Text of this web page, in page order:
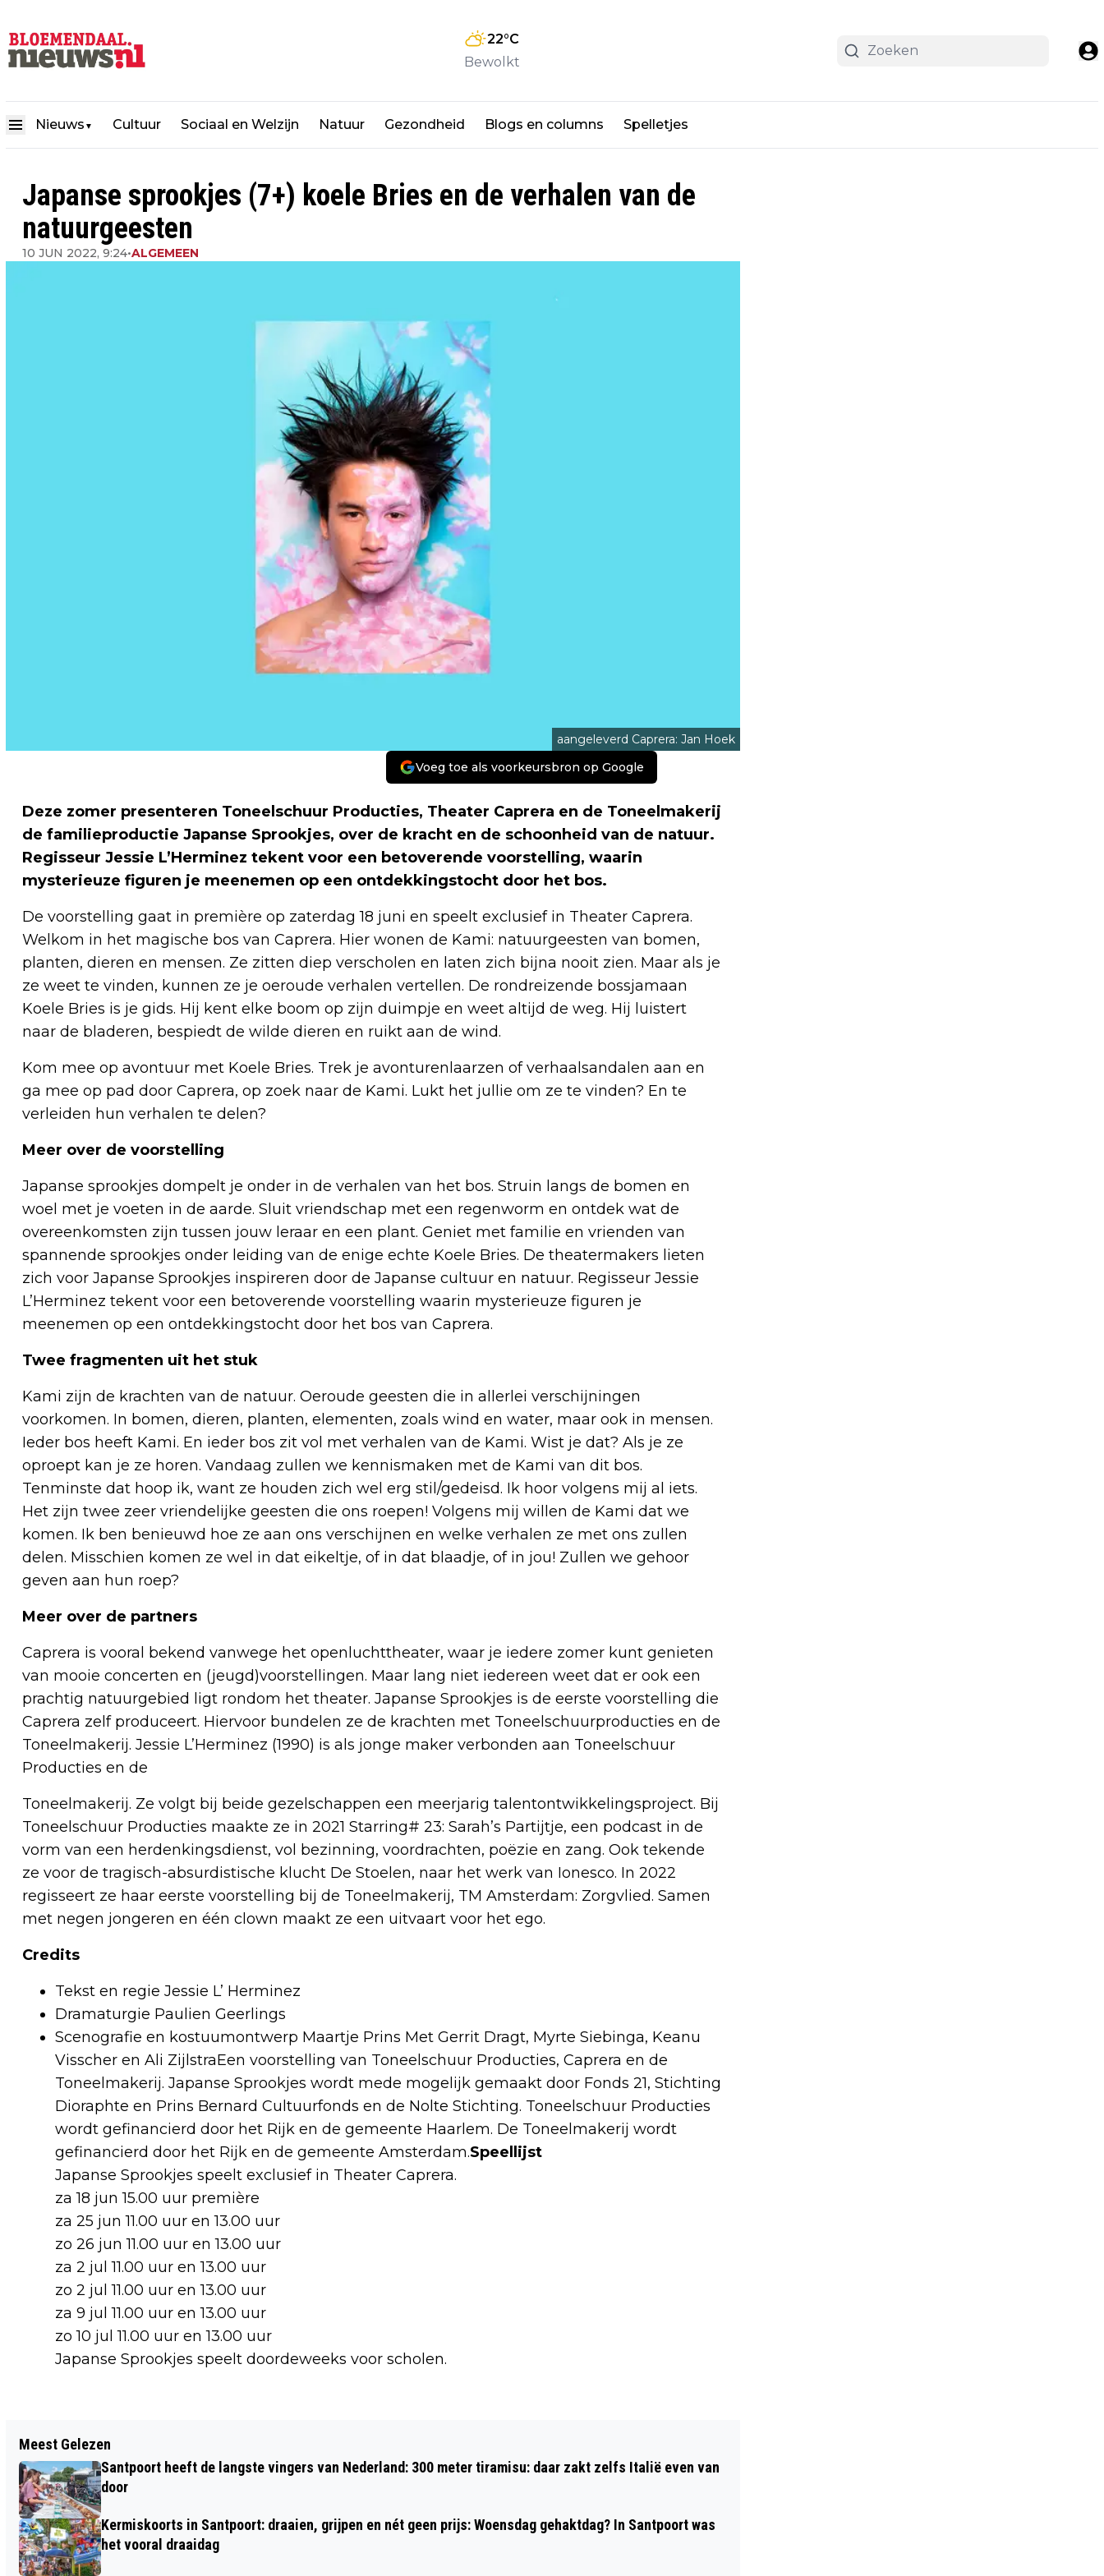
22°C
Bewolkt
Nieuws ▼ Cultuur Sociaal en Welzijn Natuur Gezondheid Blogs en columns Spelletjes
Japanse sprookjes (7+) koele Bries en de verhalen van de
natuurgeesten
10 JUN 2022, 9:24•ALGEMEEN
aangeleverd Caprera: Jan Hoek
Voeg toe als voorkeursbron op Google
Deze zomer presenteren Toneelschuur Producties, Theater Caprera en de Toneelmakerij
de familieproductie Japanse Sprookjes, over de kracht en de schoonheid van de natuur.
Regisseur Jessie L’Herminez tekent voor een betoverende voorstelling, waarin
mysterieuze figuren je meenemen op een ontdekkingstocht door het bos.
De voorstelling gaat in première op zaterdag 18 juni en speelt exclusief in Theater Caprera.
Welkom in het magische bos van Caprera. Hier wonen de Kami: natuurgeesten van bomen,
planten, dieren en mensen. Ze zitten diep verscholen en laten zich bijna nooit zien. Maar als je
ze weet te vinden, kunnen ze je oeroude verhalen vertellen. De rondreizende bossjamaan
Koele Bries is je gids. Hij kent elke boom op zijn duimpje en weet altijd de weg. Hij luistert
naar de bladeren, bespiedt de wilde dieren en ruikt aan de wind.
Kom mee op avontuur met Koele Bries. Trek je avonturenlaarzen of verhaalsandalen aan en
ga mee op pad door Caprera, op zoek naar de Kami. Lukt het jullie om ze te vinden? En te
verleiden hun verhalen te delen?
Meer over de voorstelling
Japanse sprookjes dompelt je onder in de verhalen van het bos. Struin langs de bomen en
woel met je voeten in de aarde. Sluit vriendschap met een regenworm en ontdek wat de
overeenkomsten zijn tussen jouw leraar en een plant. Geniet met familie en vrienden van
spannende sprookjes onder leiding van de enige echte Koele Bries. De theatermakers lieten
zich voor Japanse Sprookjes inspireren door de Japanse cultuur en natuur. Regisseur Jessie
L’Herminez tekent voor een betoverende voorstelling waarin mysterieuze figuren je
meenemen op een ontdekkingstocht door het bos van Caprera.
Twee fragmenten uit het stuk
Kami zijn de krachten van de natuur. Oeroude geesten die in allerlei verschijningen
voorkomen. In bomen, dieren, planten, elementen, zoals wind en water, maar ook in mensen.
Ieder bos heeft Kami. En ieder bos zit vol met verhalen van de Kami. Wist je dat? Als je ze
oproept kan je ze horen. Vandaag zullen we kennismaken met de Kami van dit bos.
Tenminste dat hoop ik, want ze houden zich wel erg stil/gedeisd. Ik hoor volgens mij al iets.
Het zijn twee zeer vriendelijke geesten die ons roepen! Volgens mij willen de Kami dat we
komen. Ik ben benieuwd hoe ze aan ons verschijnen en welke verhalen ze met ons zullen
delen. Misschien komen ze wel in dat eikeltje, of in dat blaadje, of in jou! Zullen we gehoor
geven aan hun roep?
Meer over de partners
Caprera is vooral bekend vanwege het openluchttheater, waar je iedere zomer kunt genieten
van mooie concerten en (jeugd)voorstellingen. Maar lang niet iedereen weet dat er ook een
prachtig natuurgebied ligt rondom het theater. Japanse Sprookjes is de eerste voorstelling die
Caprera zelf produceert. Hiervoor bundelen ze de krachten met Toneelschuurproducties en de
Toneelmakerij. Jessie L’Herminez (1990) is als jonge maker verbonden aan Toneelschuur
Producties en de
Toneelmakerij. Ze volgt bij beide gezelschappen een meerjarig talentontwikkelingsproject. Bij
Toneelschuur Producties maakte ze in 2021 Starring# 23: Sarah’s Partijtje, een podcast in de
vorm van een herdenkingsdienst, vol bezinning, voordrachten, poëzie en zang. Ook tekende
ze voor de tragisch-absurdistische klucht De Stoelen, naar het werk van Ionesco. In 2022
regisseert ze haar eerste voorstelling bij de Toneelmakerij, TM Amsterdam: Zorgvlied. Samen
met negen jongeren en één clown maakt ze een uitvaart voor het ego.
Credits
Tekst en regie Jessie L’ Herminez
Dramaturgie Paulien Geerlings
Scenografie en kostuumontwerp Maartje Prins Met Gerrit Dragt, Myrte Siebinga, Keanu
Visscher en Ali ZijlstraEen voorstelling van Toneelschuur Producties, Caprera en de
Toneelmakerij. Japanse Sprookjes wordt mede mogelijk gemaakt door Fonds 21, Stichting
Dioraphte en Prins Bernard Cultuurfonds en de Nolte Stichting. Toneelschuur Producties
wordt gefinancierd door het Rijk en de gemeente Haarlem. De Toneelmakerij wordt
gefinancierd door het Rijk en de gemeente Amsterdam.Speellijst
Japanse Sprookjes speelt exclusief in Theater Caprera.
za 18 jun 15.00 uur première
za 25 jun 11.00 uur en 13.00 uur
zo 26 jun 11.00 uur en 13.00 uur
za 2 jul 11.00 uur en 13.00 uur
zo 2 jul 11.00 uur en 13.00 uur
za 9 jul 11.00 uur en 13.00 uur
zo 10 jul 11.00 uur en 13.00 uur
Japanse Sprookjes speelt doordeweeks voor scholen.
ALBERT HEIJN WAARSCHUWT VOOR
PISTOLETJES MET STUKJES METAAL
OFFICIEEL VAN START
Meest Gelezen
Santpoort heeft de langste vingers van Nederland: 300 meter tiramisu: daar zakt zelfs Italië even van
door
Kermiskoorts in Santpoort: draaien, grijpen en nét geen prijs: Woensdag gehaktdag? In Santpoort was
het vooral draaidag